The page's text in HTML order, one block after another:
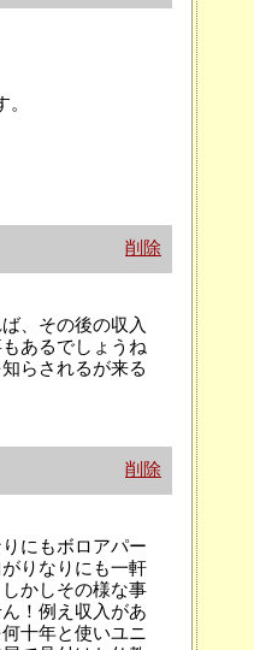
削除
、その後の収入
あるでしょうね
らされるが来る
削除
にもボロアパー
りなりにも一軒
かしその様な事
！例え収入があ
十年と使いユニ